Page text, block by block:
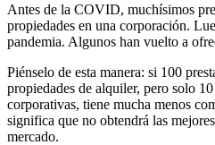
Antes de la COVID, muchísimos
propiedades en una corporación.
pandemia. Algunos han vuelto a
Piénselo de esta manera: si 100
propiedades de alquiler, pero solo
corporativas, tiene mucha menos
significa que no obtendrá las
mercado.